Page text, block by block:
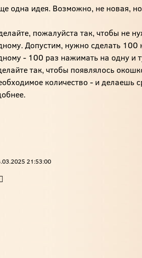
одна идея. Возможно, не новая,
пожалуйста так, чтобы не
Допустим, нужно сделать 100
- 100 раз нажимать на одну и
так, чтобы появлялось
количество - и делаешь
21:53:00